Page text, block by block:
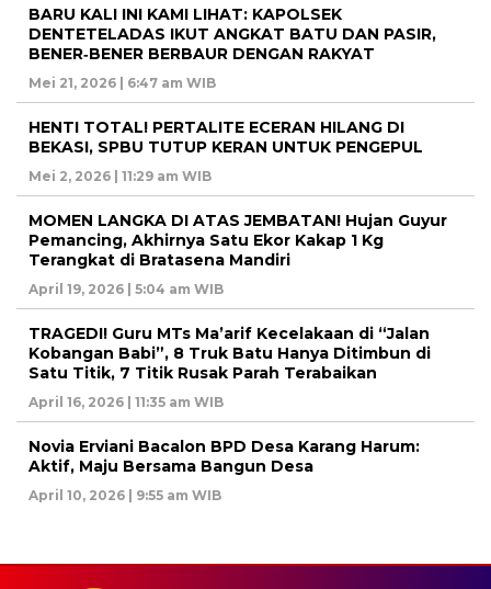
BARU KALI INI KAMI LIHAT: KAPOLSEK
DENTETELADAS IKUT ANGKAT BATU DAN PASIR,
BENER‑BENER BERBAUR DENGAN RAKYAT
Mei 21, 2026 | 6:47 am WIB
HENTI TOTAL! PERTALITE ECERAN HILANG DI
BEKASI, SPBU TUTUP KERAN UNTUK PENGEPUL
Mei 2, 2026 | 11:29 am WIB
MOMEN LANGKA DI ATAS JEMBATAN! Hujan Guyur
Pemancing, Akhirnya Satu Ekor Kakap 1 Kg
Terangkat di Bratasena Mandiri
April 19, 2026 | 5:04 am WIB
TRAGEDI! Guru MTs Ma’arif Kecelakaan di “Jalan
Kobangan Babi”, 8 Truk Batu Hanya Ditimbun di
Satu Titik, 7 Titik Rusak Parah Terabaikan
April 16, 2026 | 11:35 am WIB
Novia Erviani Bacalon BPD Desa Karang Harum:
Aktif, Maju Bersama Bangun Desa
April 10, 2026 | 9:55 am WIB